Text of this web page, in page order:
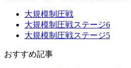
大規模制圧戦
大規模制圧戦ステージ6
大規模制圧戦ステージ5
おすすめ記事